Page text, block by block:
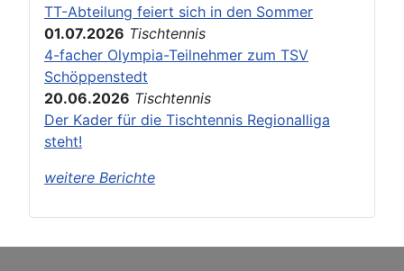
TT-Abteilung feiert sich in den Sommer
01.07.2026 Tischtennis
4-facher Olympia-Teilnehmer zum TSV
Schöppenstedt
20.06.2026 Tischtennis
Der Kader für die Tischtennis Regionalliga
steht!
weitere Berichte